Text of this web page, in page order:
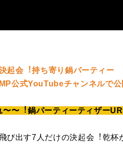
起会︕持ち寄り鍋パーティー
公式YouTubeチャンネルで公
〜︕鍋パーティーティザー
び出す7⼈だけの決起会︕乾杯